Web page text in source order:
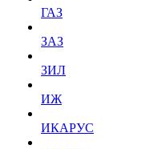
ГАЗ
ЗАЗ
ЗИЛ
ИЖ
ИКАРУС